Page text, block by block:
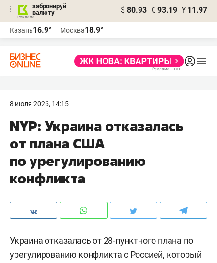
забронируй
валюту
$ 80.93 € 93.19 ¥ 11.97
Казань16.9° Москва18.9°
8 июля 2026, 14:15
NYP: Украина отказалась
от плана США
по урегулированию
конфликта
Украина отказалась от 28-пунктного плана по
урегулированию конфликта с Россией, который